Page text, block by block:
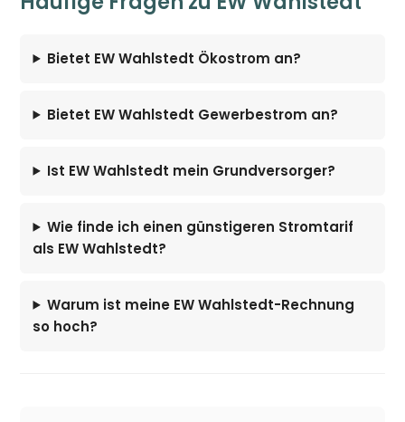
Bietet EW Wahlstedt Ökostrom an?
Bietet EW Wahlstedt Gewerbestrom an?
Ist EW Wahlstedt mein Grundversorger?
Wie finde ich einen günstigeren Stromtarif
als EW Wahlstedt?
Warum ist meine EW Wahlstedt-Rechnung
so hoch?